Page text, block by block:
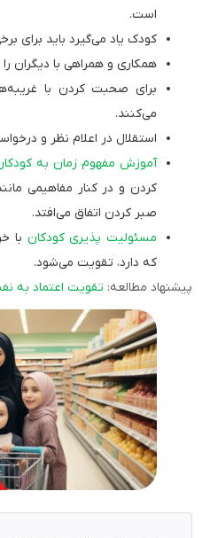
است.
کودک یاد می‌گیرد باید برای
همکاری و همراهی با دیگران
برای صحبت کردن با
می‌کنند.
استقلال در اعلام نظر و
آموزش مفهوم زمان به
کردن و در کنار مفاهیمی
صبر کردن اتفاق می‌افتد.
مسئولیت پذیری کودکان با
که دارد، تقویت می‌شود.
پیشنهاد مطالعه: تقویت اعتماد به